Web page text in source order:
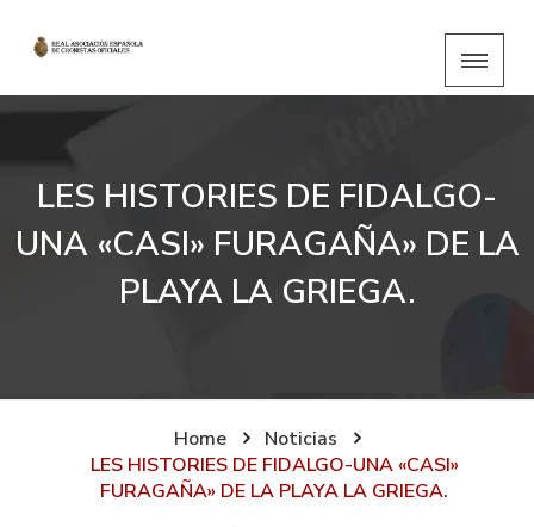
LES HISTORIES DE FIDALGO-
UNA «CASI» FURAGAÑA» DE LA
PLAYA LA GRIEGA.
Home
Noticias
LES HISTORIES DE FIDALGO-UNA «CASI»
FURAGAÑA» DE LA PLAYA LA GRIEGA.